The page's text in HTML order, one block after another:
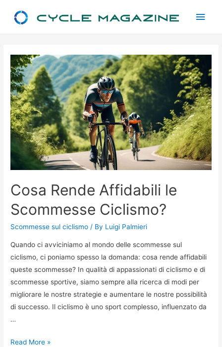
Main
Cosa Rende Affidabili le
Scommesse Ciclismo?
Scommesse sul ciclismo / By Luigi Palmieri
Quando ci avviciniamo al mondo delle scommesse sul
ciclismo, ci poniamo spesso la domanda: cosa rende affidabili
queste scommesse? In qualità di appassionati di ciclismo e di
scommesse sportive, siamo sempre alla ricerca di modi per
migliorare le nostre strategie e aumentare le nostre possibilità
di successo. Il ciclismo è uno sport complesso, influenzato da
…
Cosa
Read More »